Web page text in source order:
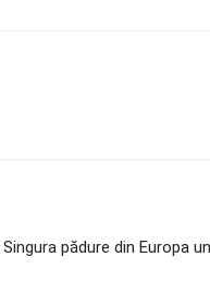
Singura pădure din Europa